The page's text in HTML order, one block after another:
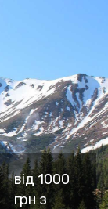
від 1000
грн з